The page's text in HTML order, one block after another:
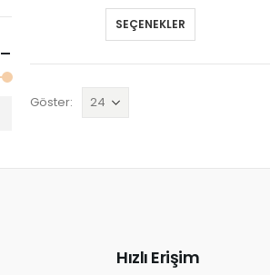
SEÇENEKLER
Göster:
Hızlı Erişim